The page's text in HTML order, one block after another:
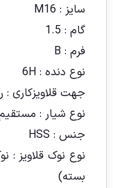
سایز : M16
گام : 1.5
فرم : B
نوع دنده : 6H
جهت قلاویزکاری :
نوع شیار :
جنس : HSS
نوع نوک قلاویز :
بسته)